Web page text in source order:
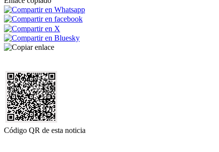
Código QR de esta noticia